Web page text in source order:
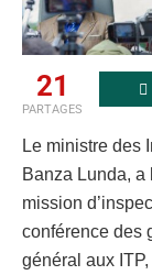
21
PARTAGES
Le ministre des
Banza Lunda,
mission
conférence des
général aux